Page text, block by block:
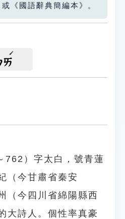
或《國語辭典簡編本》。
ㄞ
762）字太白，號青蓮
（今甘肅省秦安
（今四川省綿陽縣西
大詩人。個性率真豪